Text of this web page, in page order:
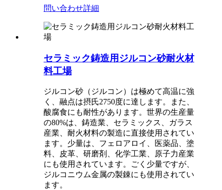
問い合わせ詳細
セラミック鋳造用ジルコン砂耐火材
料工場
ジルコン砂（ジルコン）は極めて高温に強
く、融点は摂氏2750度に達します。また、
酸腐食にも耐性があります。世界の生産量
の80%は、鋳造業、セラミックス、ガラス
産業、耐火材料の製造に直接使用されてい
ます。少量は、フェロアロイ、医薬品、塗
料、皮革、研磨剤、化学工業、原子力産業
にも使用されています。ごく少量ですが、
ジルコニウム金属の製錬にも使用されてい
ます。